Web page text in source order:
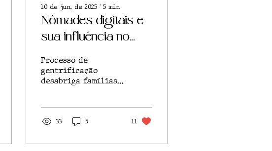
10 de jun. de 2025 ∙ 5 min
Nômades digitais e
sua influência no
processo de
valorização urbana
Processo de
gentrificação
desabriga famílias
imobiliária e pode
trabalhadores
33 5 11